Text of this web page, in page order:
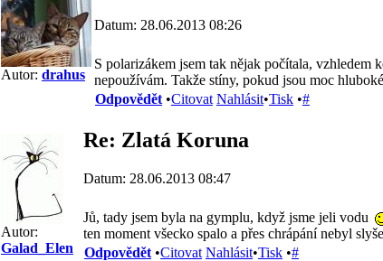
Autor: drahus
Datum: 28.06.2013 08:26
S polarizákem jsem tak nějak počítala, vzhledem
nepoužívám. Takže stíny, pokud jsou moc
Odpovědět •Citovat Nahlásit•Tisk •#
Autor:
Galad_Elen
Re: Zlatá Koruna
Datum: 28.06.2013 08:47
Jů, tady jsem byla na gymplu, když jsme jeli vodu
ten moment všecko spalo a přes chrápání nebyl
Odpovědět •Citovat Nahlásit•Tisk •#